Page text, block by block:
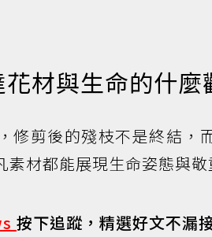
材與生命的什麼
修剪後的殘枝不是終結，
材都能展現生命姿態與敬
按下追蹤，精選好文不漏